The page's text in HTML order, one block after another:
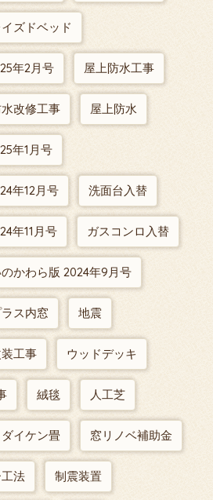
イズドベッド
年2月号 屋上防水工事
改修工事 屋上防水
年1月号
年12月号 洗面台入替
年11月号 ガスコンロ入替
かわら版 2024年9月号
ス内窓 地震
工事 ウッドデッキ
絨毯 人工芝
ダイケン畳 窓リノベ補助金
法 制震装置